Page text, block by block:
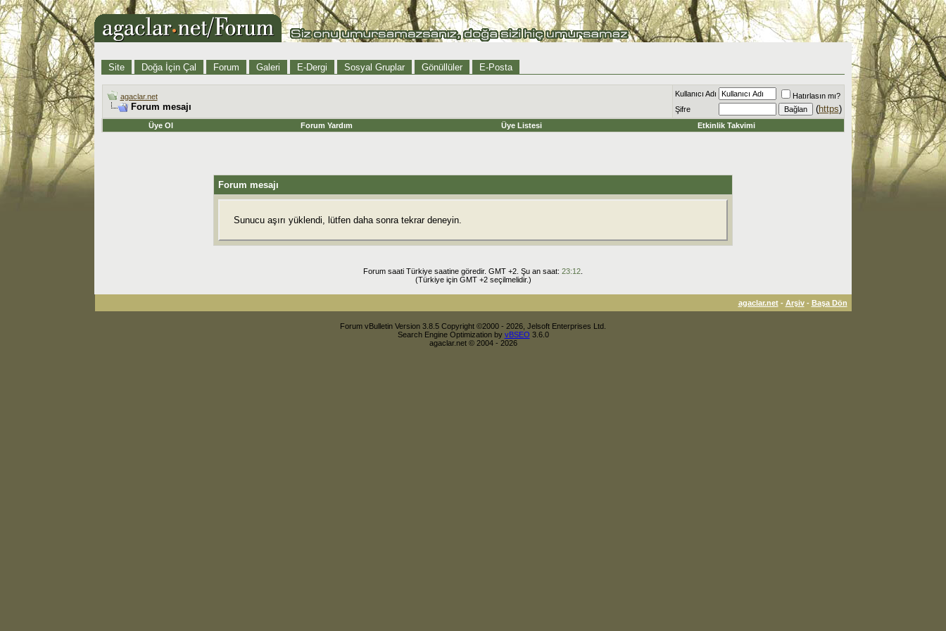
Site Doğa İçin Çal Forum Galeri E-Dergi Sosyal Gruplar Gönüllüler E-Posta
agaclar.net
Forum mesajı
Kullanıcı Adı
Hatırlasın mı?
Şifre
(https)
Üye Ol Forum Yardım Üye Listesi Etkinlik Takvimi
Forum mesajı
Sunucu aşırı yüklendi, lütfen daha sonra tekrar deneyin.
Forum saati Türkiye saatine göredir. GMT +2. Şu an saat: 23:12
(Türkiye için GMT +2 seçilmelidir.)
agaclar.net- Arşiv- Başa Dön
Forum vBulletin Version 3.8.5 Copyright ©2000 - 2026, Jelsoft Enterprises Ltd.
Search Engine Optimization by vBSEO 3.6.0
agaclar.net © 2004 - 2026